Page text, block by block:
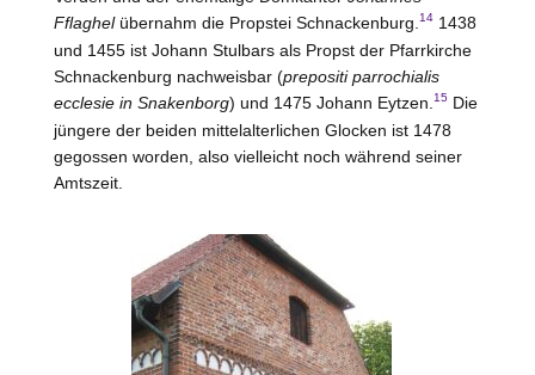
Fflaghelübernahm die Propstei Schnackenburg. 141438
und 1455 ist Johann Stulbars als Propst der Pfarrkirche
Schnackenburg nachweisbar (prepositi parrochialis
ecclesie in Snakenborg) und 1475 Johann Eytzen. 15Die
jüngere der beiden mittelalterlichen Glocken ist 1478
gegossen worden, also vielleicht noch während seiner
Amtszeit.